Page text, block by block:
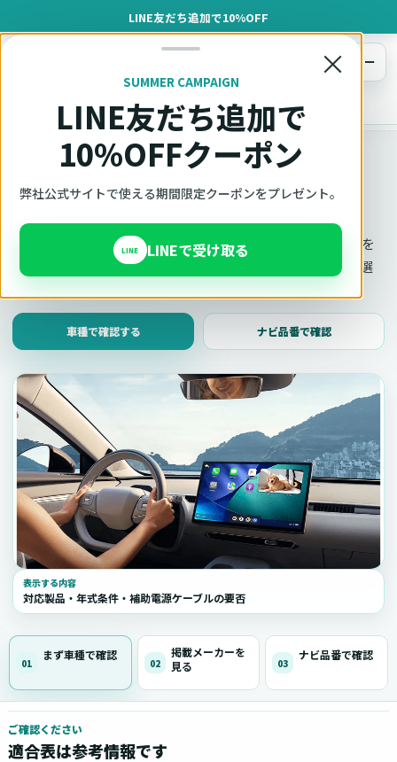
LINE友だち追加で10%OFF
×
SUMMER CAMPAIGN
LINE友だち追加で
10%OFFクーポン
弊社公式サイトで使える期間限定クーポンをプレゼント。
LINE LINEで受け取る
オットキャスト
メニュー
車種適合確認
車種適合確認
車種と年式で適合確認
Ottocast（オットキャスト）の対応製品、条件、注意事項を
このページ内で見られます。 迷った場合は、車種と年式を選
車種で確認する ナビ品番で確認
表示する内容
対応製品・年式条件・補助電源ケーブルの要否
01
まず車種で確認
02
掲載メーカーを
見る
03
ナビ品番で確認
ご確認ください
適合表は参考情報です